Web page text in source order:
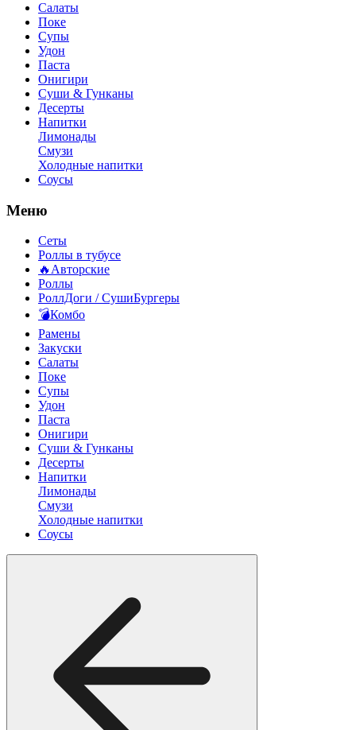
Салаты
Поке
Супы
Удон
Паста
Онигири
Суши & Гунканы
Десерты
Напитки
Лимонады
Смузи
Холодные напитки
Соусы
Меню
Сеты
Роллы в тубусе
🔥Авторские
Роллы
РоллДоги / СушиБургеры
💣Комбо
Рамены
Закуски
Салаты
Поке
Супы
Удон
Паста
Онигири
Суши & Гунканы
Десерты
Напитки
Лимонады
Смузи
Холодные напитки
Соусы